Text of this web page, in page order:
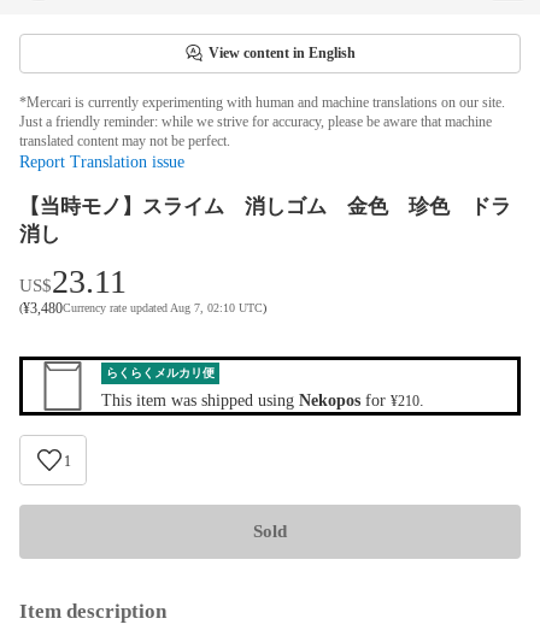
View content in English
*Mercari is currently experimenting with human and machine translations on our site.
Just a friendly reminder: while we strive for accuracy, please be aware that machine
translated content may not be perfect.
Report Translation issue
【当時モノ】スライム 消しゴム 金色 珍色 ドラ
消し
US$23.11
(¥3,480Currency rate updated Aug 7, 02:10 UTC)
らくらくメルカリ便
This item was shipped using Nekopos for ¥210
1
Sold
Item description